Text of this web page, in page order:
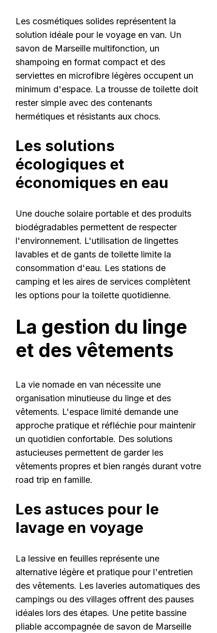
Les cosmétiques solides représentent la
solution idéale pour le voyage en van. Un
savon de Marseille multifonction, un
shampoing en format compact et des
serviettes en microfibre légères occupent un
minimum d'espace. La trousse de toilette doit
rester simple avec des contenants
hermétiques et résistants aux chocs.
Les solutions
écologiques et
économiques en eau
Une douche solaire portable et des produits
biodégradables permettent de respecter
l'environnement. L'utilisation de lingettes
lavables et de gants de toilette limite la
consommation d'eau. Les stations de
camping et les aires de services complètent
les options pour la toilette quotidienne.
La gestion du linge
et des vêtements
La vie nomade en van nécessite une
organisation minutieuse du linge et des
vêtements. L'espace limité demande une
approche pratique et réfléchie pour maintenir
un quotidien confortable. Des solutions
astucieuses permettent de garder les
vêtements propres et bien rangés durant votre
road trip en famille.
Les astuces pour le
lavage en voyage
La lessive en feuilles représente une
alternative légère et pratique pour l'entretien
des vêtements. Les laveries automatiques des
campings ou des villages offrent des pauses
idéales lors des étapes. Une petite bassine
pliable accompagnée de savon de Marseille